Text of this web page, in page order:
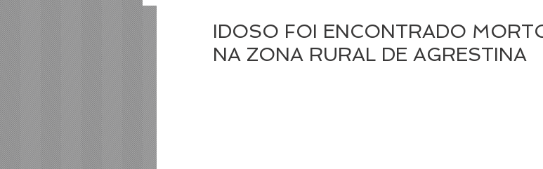
IDOSO FOI ENCONTRADO
NA ZONA RURAL DE AGRESTINA